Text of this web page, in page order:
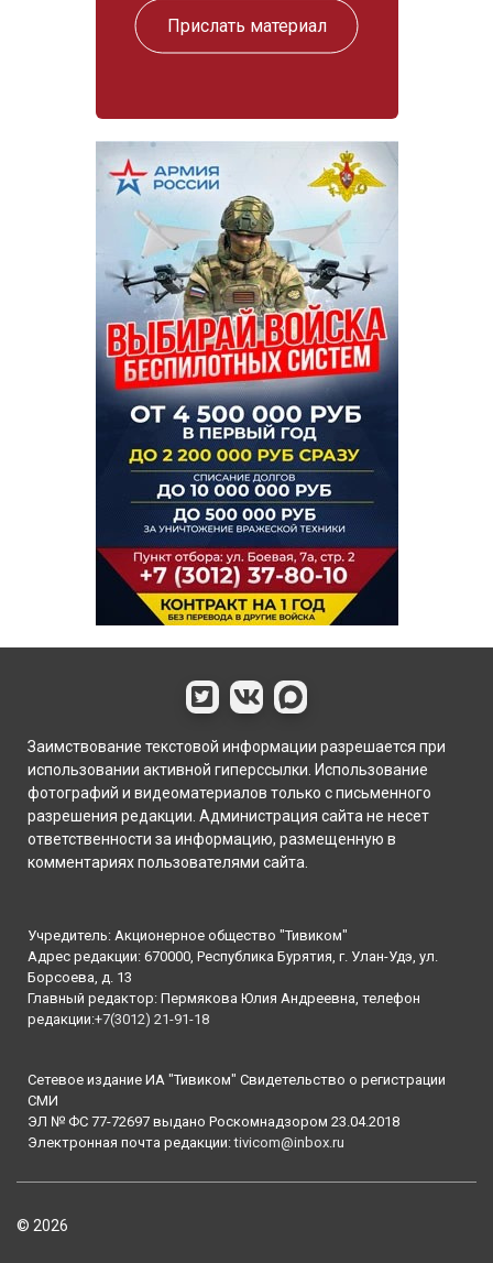
Прислать материал
Заимствование текстовой информации разрешается при
использовании активной гиперссылки. Использование
фотографий и видеоматериалов только с письменного
разрешения редакции. Администрация сайта не несет
ответственности за информацию, размещенную в
комментариях пользователями сайта.
Учредитель: Акционерное общество "Тивиком"
Адрес редакции: 670000, Республика Бурятия, г. Улан-Удэ, ул.
Борсоева, д. 13
Главный редактор: Пермякова Юлия Андреевна, телефон
редакции:+7(3012) 21-91-18
Сетевое издание ИА "Тивиком" Свидетельство о регистрации
СМИ
ЭЛ № ФС 77-72697 выдано Роскомнадзором 23.04.2018
Электронная почта редакции:tivicom@inbox.ru
© 2026